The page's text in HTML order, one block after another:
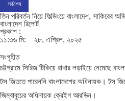
সর্বশেষ
তিন পরিবর্তন নিয়ে ফিল্ডিংয়ে বাংলাদেশ, সাকিবের
বাংলাদেশ রিপোর্ট
প্রকাশ :
১১:৩৬ মি:
২৮, এপ্রিল, ২০২৫
সংগৃহীত
চট্টগ্রামে সিরিজ টিকিয়ে রাখার লড়াইয়ে নেমেছে
টস জিততে পারেননি বাংলাদেশের অধিনায়ক। টস
জিম্বাবুয়ের অধিনায়ক ক্রেইগ আরভিন।